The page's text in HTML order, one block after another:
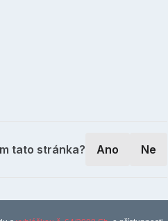
tato stránka? Ano Ne